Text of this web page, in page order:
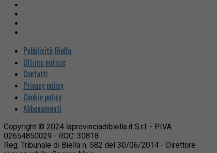
Pubblicità Biella
Ultime notizie
Contatti
Privacy policy
Cookie policy
Abbonamenti
Copyright © 2024 laprovinciadibiella.it S.r.l. - P.IVA:
02654850029 - ROC: 30818
Reg. Tribunale di Biella n. 582 del 30/06/2014 - Direttore